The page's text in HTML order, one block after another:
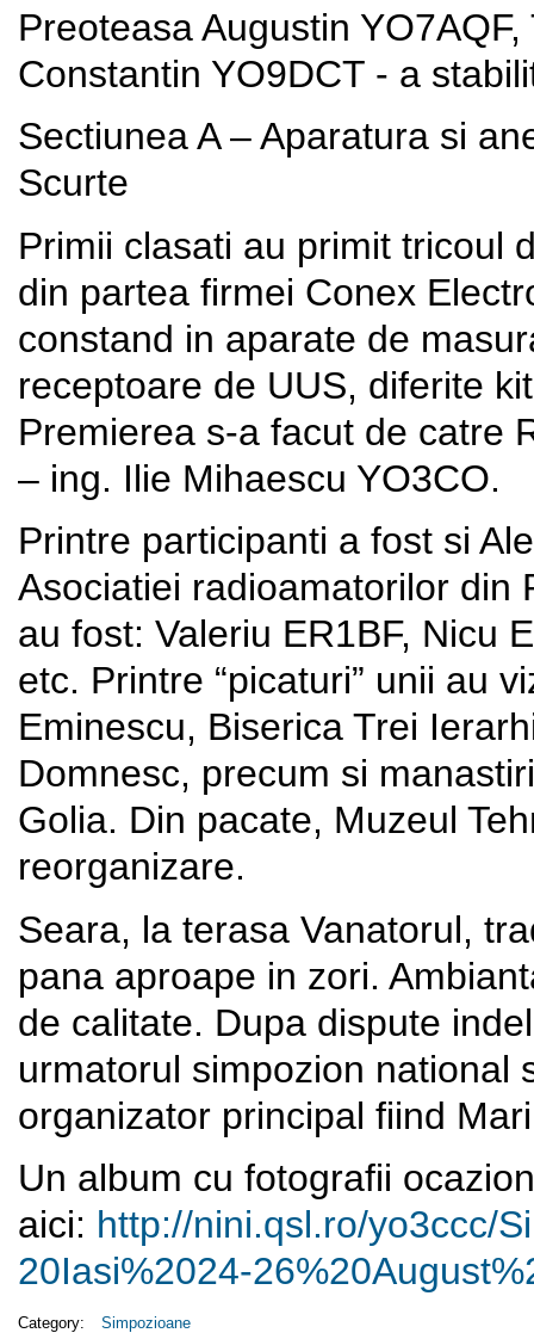
Preoteasa Augustin
Constantin YO9DCT - a
Sectiunea A – Aparatura si
Scurte
Primii clasati au primit tricoul
din partea firmei Conex
constand in aparate de
receptoare de UUS, diferite
Premierea s-a facut de catre
– ing. Ilie Mihaescu YO3CO.
Printre participanti a fost si
Asociatiei radioamatorilor din
au fost: Valeriu ER1BF, Nicu
etc. Printre “picaturi” unii au
Eminescu, Biserica Trei
Domnesc, precum si
Golia. Din pacate, Muzeul
reorganizare.
Seara, la terasa Vanatorul,
pana aproape in zori.
de calitate. Dupa dispute
urmatorul simpozion national
organizator principal fiind
Un album cu fotografii
aici: http://nini.qsl.ro/yo3ccc/
20Iasi%2024-26%20August%
Category: Simpozioane